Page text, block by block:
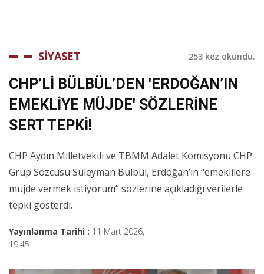
SİYASET 253 kez okundu.
CHP’Lİ BÜLBÜL’DEN 'ERDOĞAN’IN
EMEKLİYE MÜJDE' SÖZLERİNE
SERT TEPKİ!
CHP Aydın Milletvekili ve TBMM Adalet Komisyonu CHP
Grup Sözcüsü Süleyman Bülbül, Erdoğan’ın “emeklilere
müjde vermek istiyorum” sözlerine açıkladığı verilerle
tepki gösterdi.
Yayınlanma Tarihi : 11 Mart 2026,
19:45